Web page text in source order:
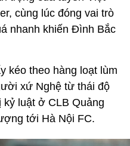
cùng lúc đóng vai trò
nhanh khiến Đình Bắc
kéo theo hàng loạt lùm
xứ Nghệ từ thái độ
luật ở CLB Quảng
tới Hà Nội FC.